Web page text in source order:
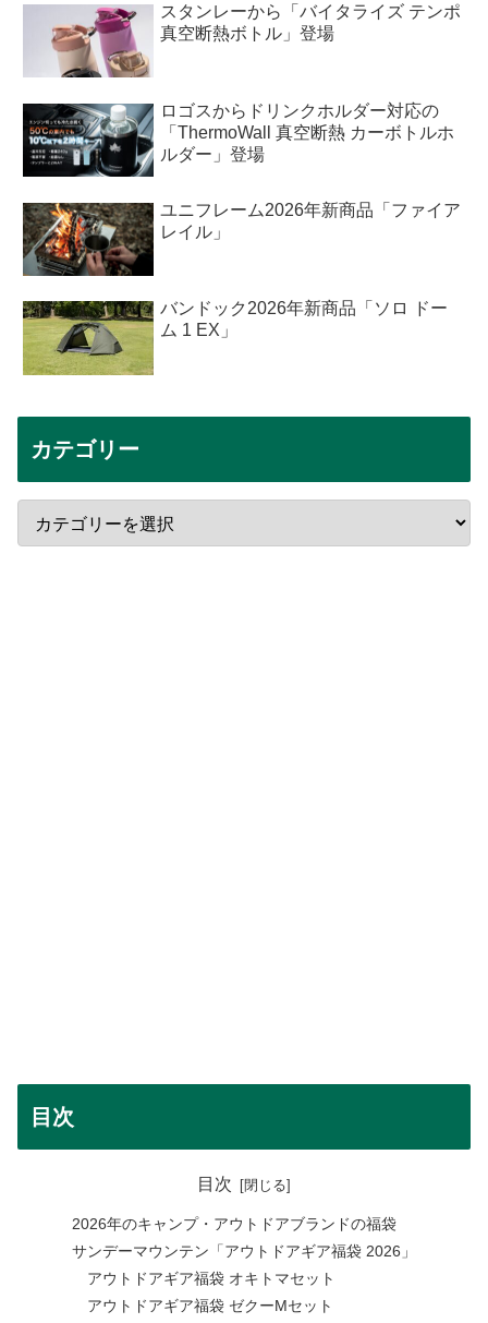
スタンレーから「バイタライズ テンポ
真空断熱ボトル」登場
ロゴスからドリンクホルダー対応の
「ThermoWall 真空断熱 カーボトルホ
ルダー」登場
ユニフレーム2026年新商品「ファイア
レイル」
バンドック2026年新商品「ソロ ドー
ム 1 EX」
カテゴリー
目次
目次
2026年のキャンプ・アウトドアブランドの福袋
サンデーマウンテン「アウトドアギア福袋 2026」
アウトドアギア福袋 オキトマセット
アウトドアギア福袋 ゼクーMセット